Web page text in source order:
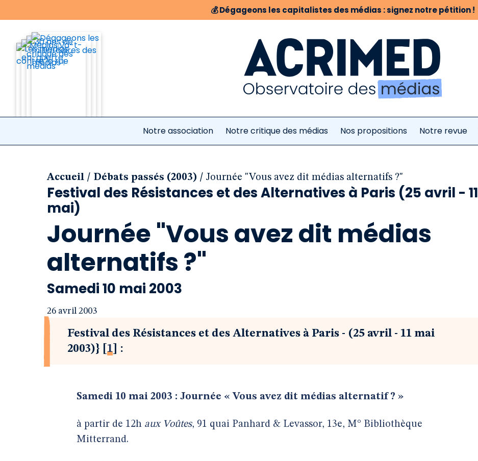
💰Dégageons les capitalistes des médias : signez notre pétition !
Notre association Notre critique des médias Nos propositions Notre revue
Accueil / Débats passés (2003) / Journée "Vous avez dit médias alternatifs ?"
Festival des Résistances et des Alternatives à Paris (25 avril - 11
mai)
Journée "Vous avez dit médias
alternatifs ?"
Samedi 10 mai 2003
26 avril 2003
Festival des Résistances et des Alternatives à Paris - (25 avril - 11 mai
2003)}
1 :
Samedi 10 mai 2003 : Journée « Vous avez dit médias alternatif ? »
à partir de 12h aux Voûtes, 91 quai Panhard & Levassor, 13e, M° Bibliothèque
Mitterrand.